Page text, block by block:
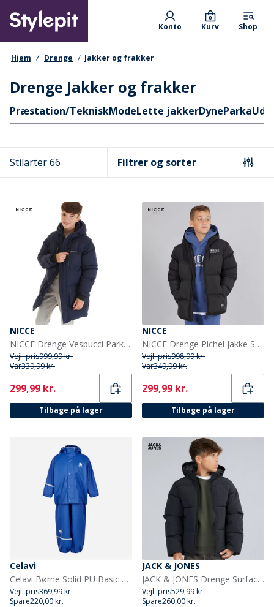
main
content
Primary departments
Konto Kurv
0
Shop
navigationssti
Hjem Drenge Jakker og frakker
Drenge Jakker og frakker
Hurtige links
Præstation/TekniskModeLette jakkerDyneParka
Stilarter 66 Filtrer og sorter
NICCE
NICCE Drenge Vespucci Parka Blå
Vejl. pris999,99 kr.
Var339,99 kr.
Current
299,99 kr.
Tilbage på lager
NICCE
NICCE Drenge Pichel Jakke Sort
Vejl. pris998,99 kr.
Var349,99 kr.
Current
299,99 kr.
Tilbage på lager
Celavi
Celavi Børne Solid PU Basic Regntøj Sæt Havblå Oceanblue
Vejl. pris369,99 kr.
Spare220,00 kr.
JACK & JONES
JACK & JONES Drenge Surface Puffer Jakke Sort
Vejl. pris529,99 kr.
Spare260,00 kr.